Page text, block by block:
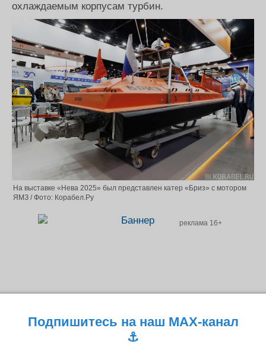
охлаждаемым корпусам турбин.
На выставке «Нева 2025» был представлен катер «Бриз» с мотором
ЯМЗ / Фото: Корабел.Ру
реклама 16+
Подпишитесь на наш MAX-канал
⚓️